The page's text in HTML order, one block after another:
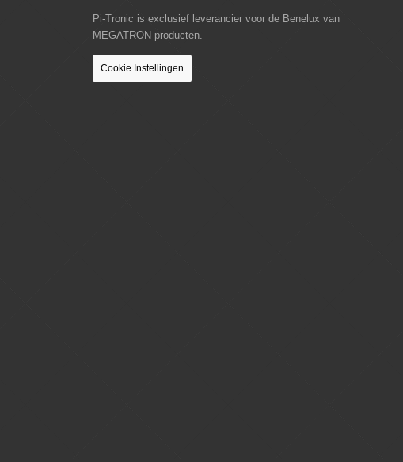
Pi-Tronic is exclusief leverancier voor de Benelux van
MEGATRON producten.
Cookie Instellingen